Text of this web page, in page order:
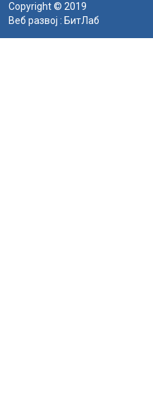
Copyright © 2019
Веб развој : БитЛаб